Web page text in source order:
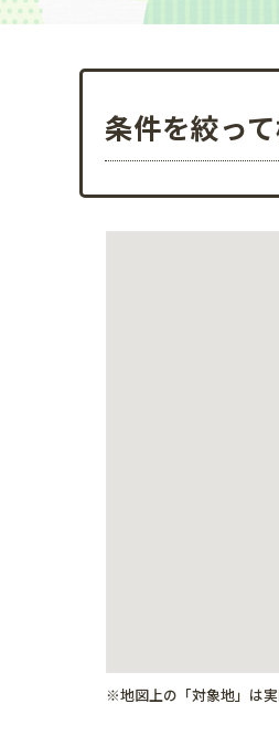
条件を絞っ
※地図上の「対象地」は